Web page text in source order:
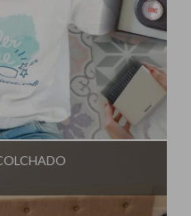
de Ire